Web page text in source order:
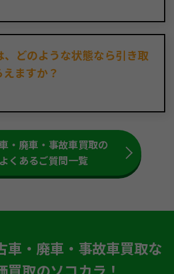
、どのような状態なら引き取
えますか？
・廃車・事故車買取の
よくあるご質問一覧
車・廃車・事故車買取な